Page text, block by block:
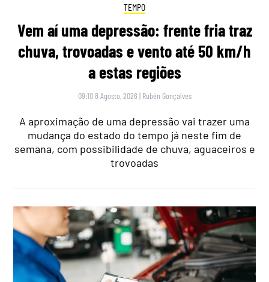
TEMPO
Vem aí uma depressão: frente fria traz
chuva, trovoadas e vento até 50 km/h
a estas regiões
09:10 8 Agosto, 2026 | Rubén Gonçalves
A aproximação de uma depressão vai trazer uma
mudança do estado do tempo já neste fim de
semana, com possibilidade de chuva, aguaceiros e
trovoadas